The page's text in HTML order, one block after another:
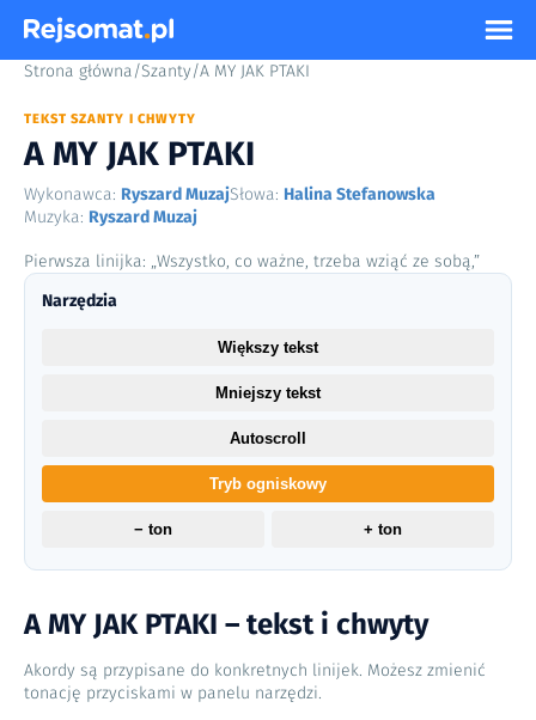
Strona główna/Szanty/A MY JAK PTAKI
TEKST SZANTY I CHWYTY
A MY JAK PTAKI
Wykonawca: Ryszard MuzajSłowa: Halina Stefanowska
Muzyka: Ryszard Muzaj
Pierwsza linijka: „Wszystko, co ważne, trzeba wziąć ze sobą,”
A MY JAK PTAKI – tekst i chwyty
Akordy są przypisane do konkretnych linijek. Możesz zmienić
tonację przyciskami w panelu narzędzi.
Narzędzia
Większy tekst
Mniejszy tekst
Autoscroll
Tryb ogniskowy
− ton + ton